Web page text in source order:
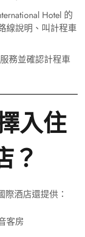
Hotel 的
線說明、叫計程車
務並確認計程車
入住
？
酒店還提供：
客房